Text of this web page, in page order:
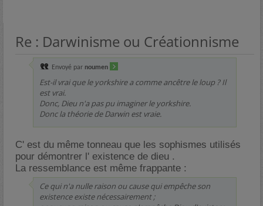
Re : Darwinisme ou Créationnisme
Envoyé par noumen
Est-il vrai que le yorkshire a comme ancêtre le loup ? Il
est vrai.
Donc, Dieu n'a pas pu imaginer le yorkshire.
Donc la théorie de Darwin est vraie.
C' est du même tonneau que les sophismes utilisés
pour démontrer l' existence de dieu .
La ressemblance est même frappante :
Ce qui n'a nulle raison ou cause qui empêche son
existence existe nécessairement ;